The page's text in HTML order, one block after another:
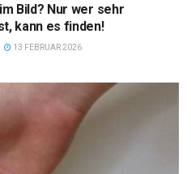
Bild? Nur wer sehr
kann es finden!
13 FEBRUAR 2026